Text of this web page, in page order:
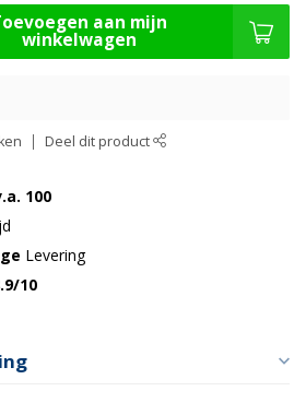
aan mijn
winkelwagen
Deel dit product
100
Levering
10